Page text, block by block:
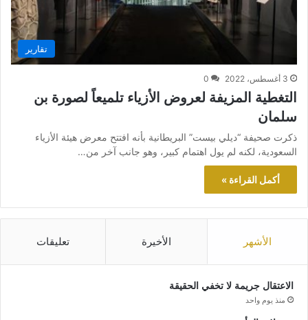
تقارير
3 أغسطس، 2022 0
التغطية المزيفة لعروض الأزياء تلميعاً لصورة بن
سلمان
ذكرت صحيفة “ديلي بيست” البريطانية بأنه افتتح معرض هيئة الأزياء
السعودية، لكنه لم يول اهتمام كبير، وهو جانب آخر من…
أكمل القراءة »
الأشهر الأخيرة تعليقات
الاعتقال جريمة لا تخفي الحقيقة
منذ يوم واحد